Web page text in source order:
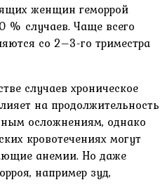
женщин геморрой
% случаев. Чаще всего
со 2–3-го триместра
случаев хроническое
на продолжительность
осложнениям, однако
кровотечениях могут
анемии. Но даже
например зуд,